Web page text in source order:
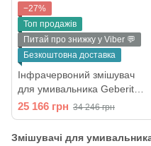
−27%
Топ продажів
Питай про знижку у Viber 💬
Безкоштовна доставка
Інфрачервоний змішувач
для умивальника Geberit
HyTronic (116.135.21.1)
25 166 грн 34 246 грн
Змішувачі для